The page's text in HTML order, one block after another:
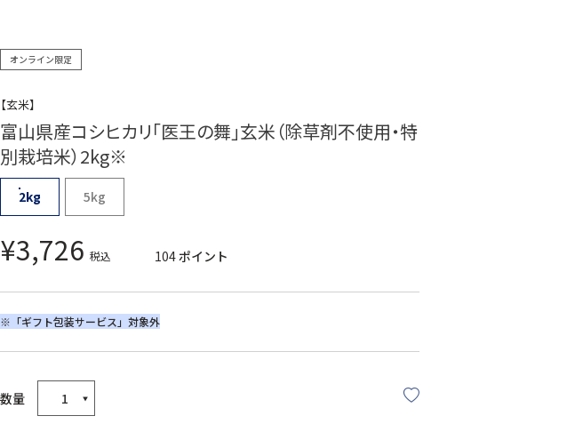
オンライン限定
【玄米】
富山県産コシヒカリ「医王の舞」玄米（除草剤不使用・特
別栽培米）2kg※
2kg 5kg
¥3,726 税込 104ポイント
※「ギフト包装サービス」対象外